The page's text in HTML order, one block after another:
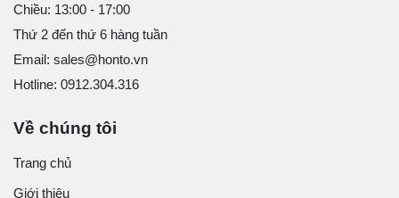
Chiều: 13:00 - 17:00
Thứ 2 đến thứ 6 hàng tuần
Email: sales@honto.vn
Hotline: 0912.304.316
Về chúng tôi
Trang chủ
Giới thiệu